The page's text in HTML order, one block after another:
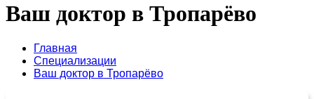
Ваш доктор в Тропарёво
Главная
Специализации
Ваш доктор в Тропарёво